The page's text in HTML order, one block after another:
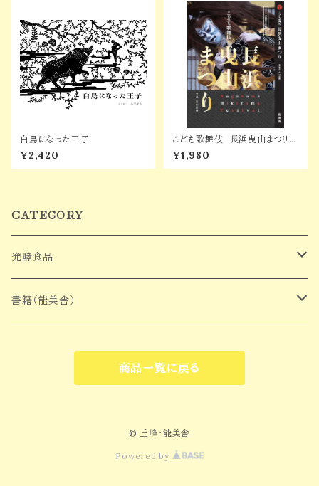
白鳥になった王子
¥2,420
こども歌舞伎 長浜曳山まつり／
写真・吉川宏暉
¥1,980
CATEGORY
発酵食品
なれ鮨
書籍（能美舎）
商品一覧に戻る
© 丘峰・能美舎
Powered by